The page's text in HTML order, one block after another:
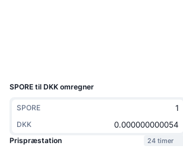
SPORE til DKK omregner
SPORE
DKK
Prispræstation
24 timer